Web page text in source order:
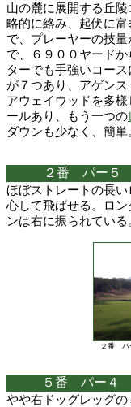
山の麓に展開する丘
略的に絡み、起伏に
で、プレーヤーの技
で、６９００ヤード
ターでも手強いコー
が７つあり、アゲン
アウェイウッドを多
ールあり、もう一つの
ダウンも少なく、簡単
２番 パー５
ほぼストレートの長
心して飛ばせる。ロ
ンは右に振られている
２番 パ
５番 パー４
やや右ドッグレッグ